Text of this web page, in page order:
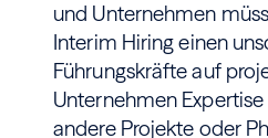
und Unternehmen
Interim Hiring einen
Führungskräfte auf
Unternehmen
andere Projekte oder